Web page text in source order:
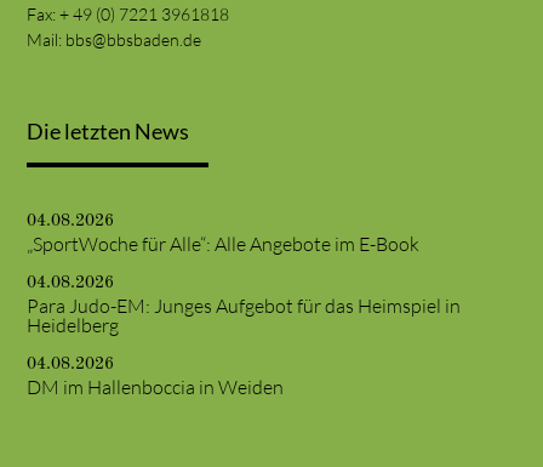
Fax: + 49 (0) 7221 3961818
Mail: bbs@bbsbaden.de
Die letzten News
04.08.2026
„SportWoche für Alle“: Alle Angebote im E-Book
04.08.2026
Para Judo-EM: Junges Aufgebot für das Heimspiel in
Heidelberg
04.08.2026
DM im Hallenboccia in Weiden